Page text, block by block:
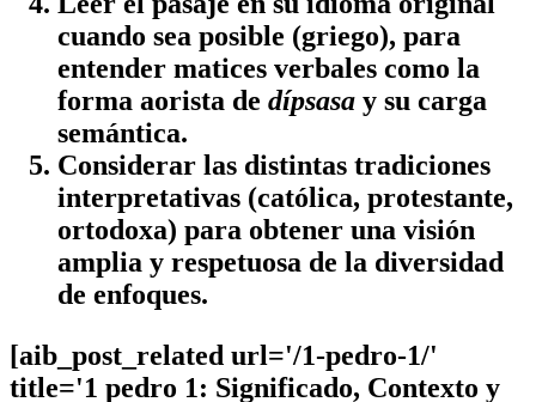
cuando sea posible (griego), para
entender matices verbales como la
forma aorista de dípsasa y su carga
semántica.
Considerar las distintas tradiciones
interpretativas (católica, protestante,
ortodoxa) para obtener una visión
amplia y respetuosa de la diversidad
de enfoques.
[aib_post_related url='/1-pedro-1/'
title='1 pedro 1: Significado, Contexto y